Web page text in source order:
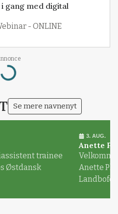
gang med digital
- ONLINE
Se mere navnenyt
trainee
Østdansk
3. AUG.
Anette
Anette